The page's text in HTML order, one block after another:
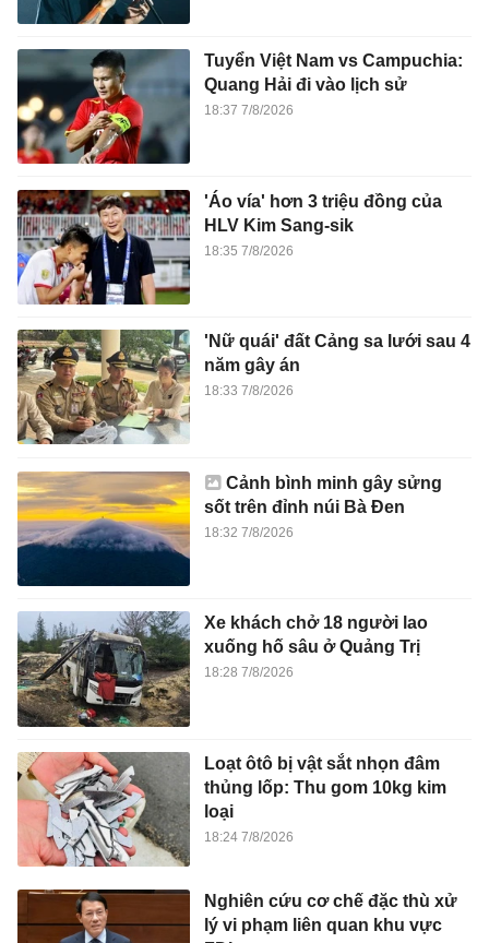
Tuyển Việt Nam vs Campuchia:
Quang Hải đi vào lịch sử
18:37 7/8/2026
'Áo vía' hơn 3 triệu đồng của
HLV Kim Sang-sik
18:35 7/8/2026
'Nữ quái' đất Cảng sa lưới sau 4
năm gây án
18:33 7/8/2026
Cảnh bình minh gây sửng
sốt trên đỉnh núi Bà Đen
18:32 7/8/2026
Xe khách chở 18 người lao
xuống hố sâu ở Quảng Trị
18:28 7/8/2026
Loạt ôtô bị vật sắt nhọn đâm
thủng lốp: Thu gom 10kg kim
loại
18:24 7/8/2026
Nghiên cứu cơ chế đặc thù xử
lý vi phạm liên quan khu vực